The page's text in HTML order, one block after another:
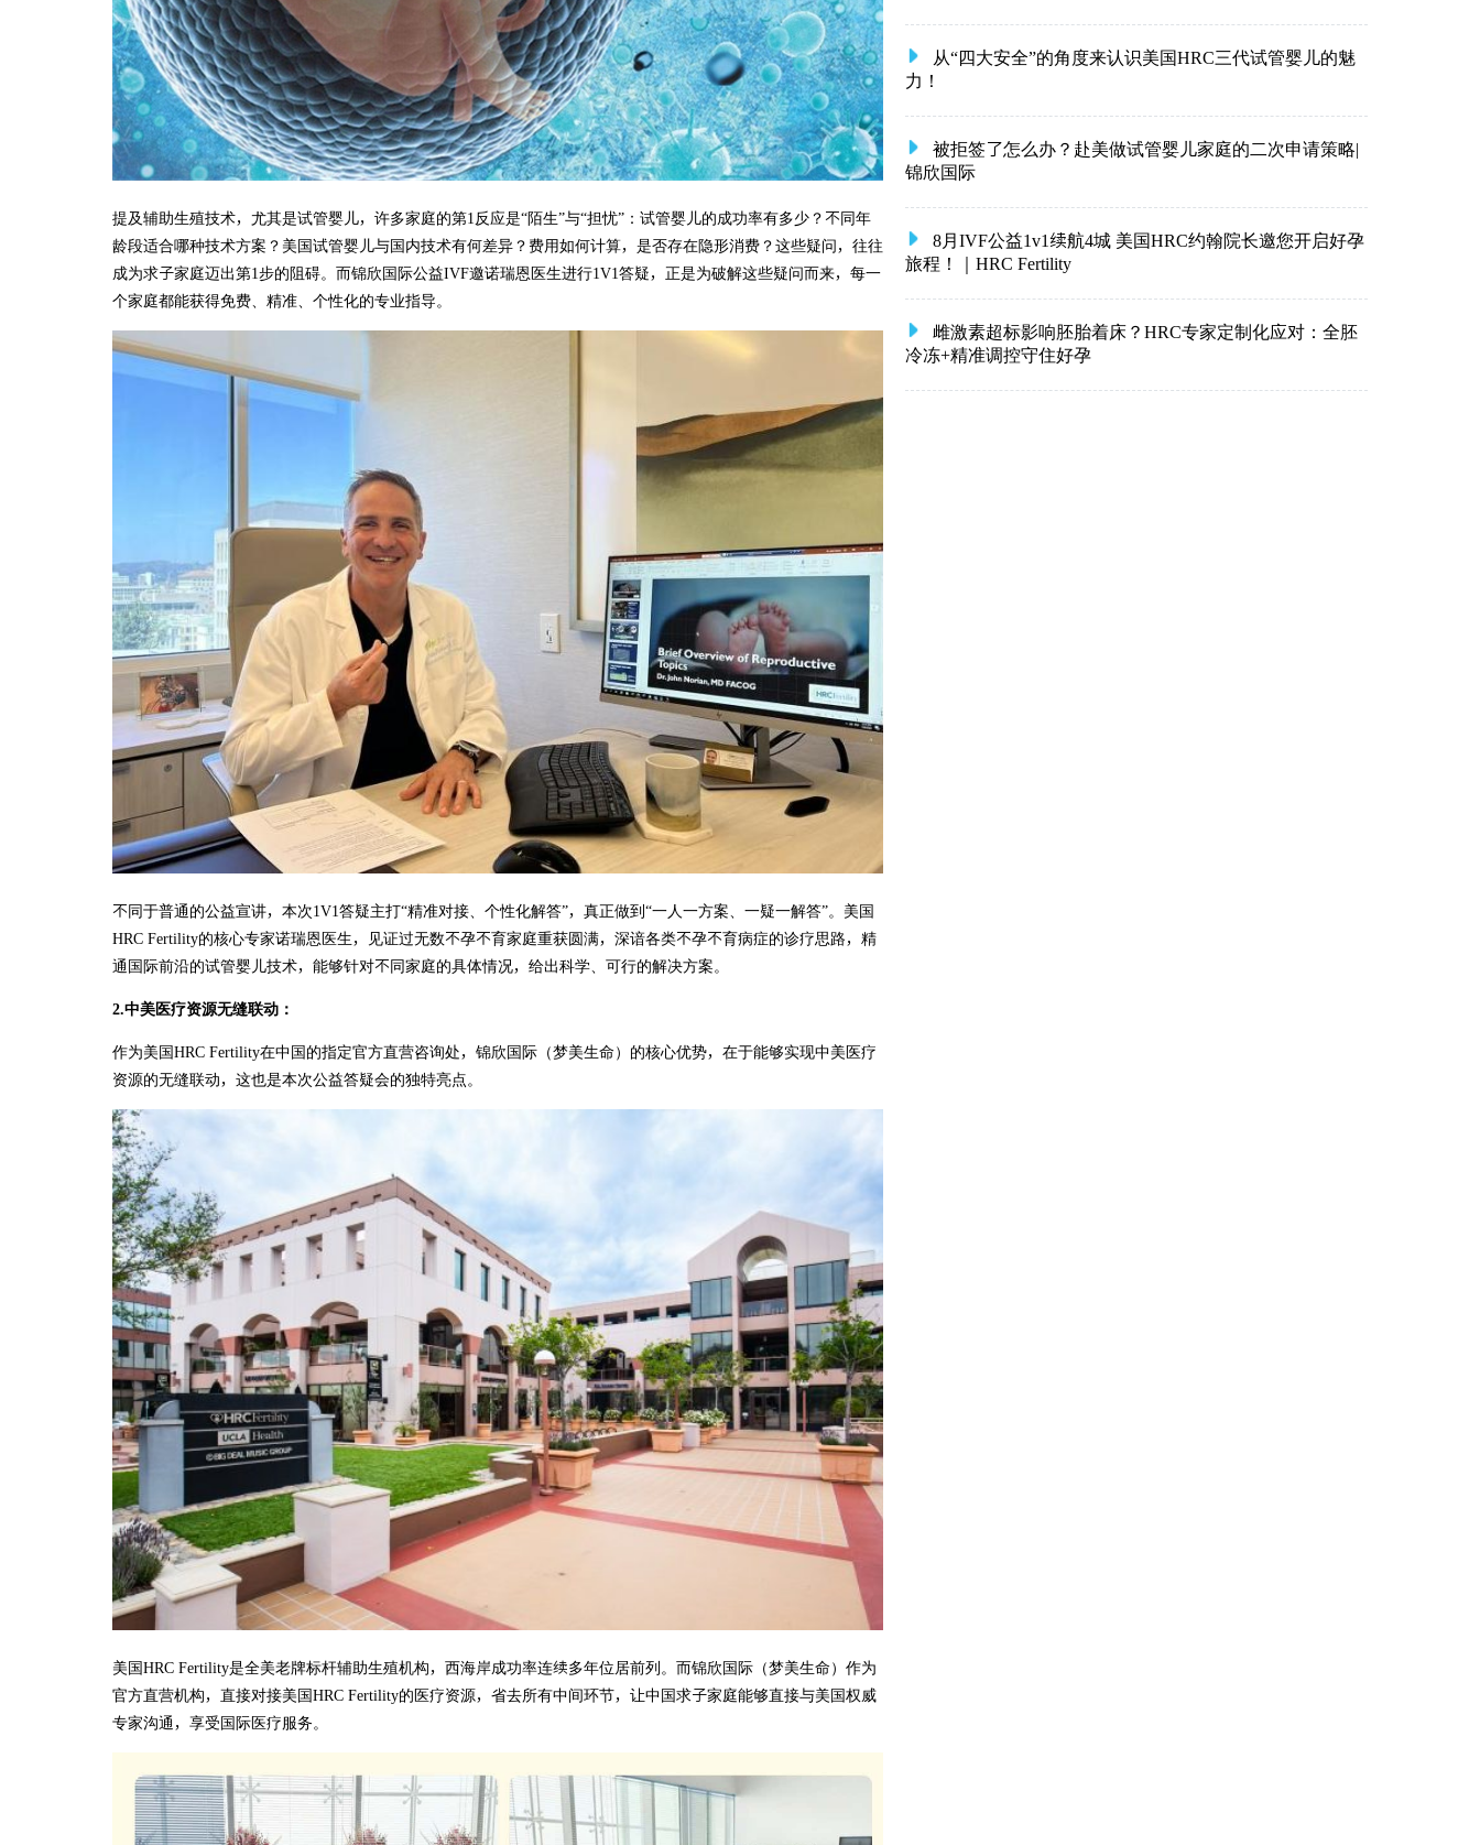
提及辅助生殖技术，尤其是试管婴儿，许多家庭的第1反应是“陌生”与“担忧”：试管婴儿的成功率有多少？不同年
龄段适合哪种技术方案？美国试管婴儿与国内技术有何差异？费用如何计算，是否存在隐形消费？这些疑问，往往
成为求子家庭迈出第1步的阻碍。而锦欣国际公益IVF邀诺瑞恩医生进行1V1答疑，正是为破解这些疑问而来，每一
个家庭都能获得免费、精准、个性化的专业指导。
不同于普通的公益宣讲，本次1V1答疑主打“精准对接、个性化解答”，真正做到“一人一方案、一疑一解答”。美国
HRC Fertility的核心专家诺瑞恩医生，见证过无数不孕不育家庭重获圆满，深谙各类不孕不育病症的诊疗思路，精
通国际前沿的试管婴儿技术，能够针对不同家庭的具体情况，给出科学、可行的解决方案。
2.中美医疗资源无缝联动：
作为美国HRC Fertility在中国的指定官方直营咨询处，锦欣国际（梦美生命）的核心优势，在于能够实现中美医疗
资源的无缝联动，这也是本次公益答疑会的独特亮点。
美国HRC Fertility是全美老牌标杆辅助生殖机构，西海岸成功率连续多年位居前列。而锦欣国际（梦美生命）作为
官方直营机构，直接对接美国HRC Fertility的医疗资源，省去所有中间环节，让中国求子家庭能够直接与美国权威
专家沟通，享受国际医疗服务。
从“四大安全”的角度来认识美国HRC三代试管婴儿的魅
力！
被拒签了怎么办？赴美做试管婴儿家庭的二次申请策略|
锦欣国际
8月IVF公益1v1续航4城 美国HRC约翰院长邀您开启好孕
旅程！｜HRC Fertility
雌激素超标影响胚胎着床？HRC专家定制化应对：全胚
冷冻+精准调控守住好孕